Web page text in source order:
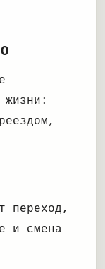
жизни:
переход,
и смена